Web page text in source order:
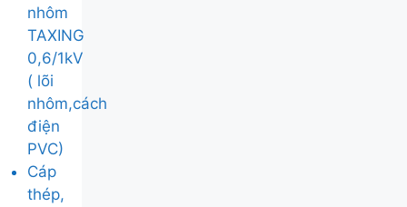
nhôm
TAXING
0,6/1kV
( lõi
nhôm,cách
điện
PVC)
Cáp
thép,